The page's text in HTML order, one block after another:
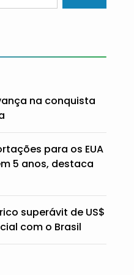
na conquista
para os EUA
5 anos, destaca
superávit de US$
com o Brasil